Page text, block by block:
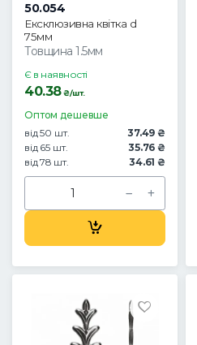
50.054
Ексклюзивна квітка d
75мм
Товщина 1.5мм
Є в наявності
40.38₴/шт.
Оптом дешевше
від 50 шт.
37.49 ₴
від 65 шт.
35.76 ₴
від 78 шт.
34.61 ₴